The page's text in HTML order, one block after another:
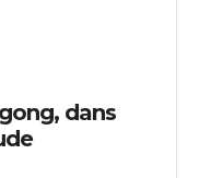
dans